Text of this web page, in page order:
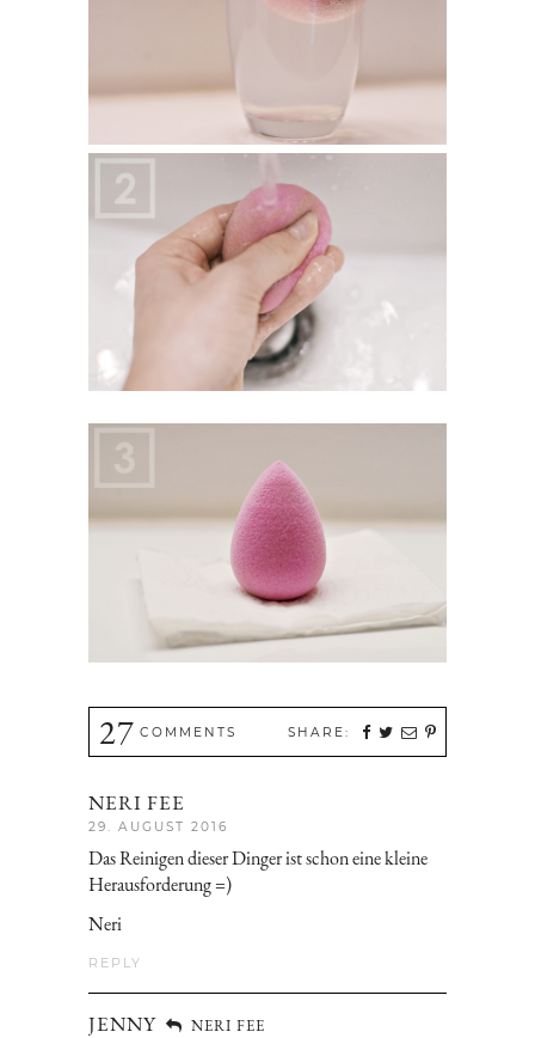
27 COMMENTS SHARE:
NERI FEE
29. AUGUST 2016
Das Reinigen dieser Dinger ist schon eine kleine
Herausforderung =)
Neri
REPLY
JENNY NERI FEE